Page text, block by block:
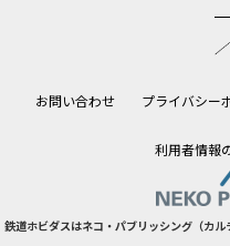
お問い合わせ プライバシー
利用者情報
鉄道ホビダスはネコ・パブリッシング（カ